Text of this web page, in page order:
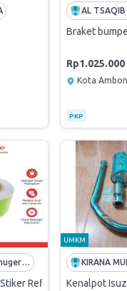
Dextone
AL TSAQIB
Braket
Rp1.025.000
Kota Ambon
PKP
Batam
PT. Triland Anugerah Mandiri
Reflektor Mobil
UMKM
Kenalpot